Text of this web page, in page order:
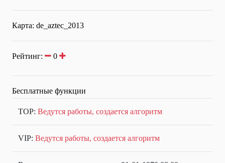
Карта: de_aztec_2013
Рейтинг: 0
Бесплатные функции
TOP: Ведутся работы, создается алгоритм
VIP: Ведутся работы, создается алгоритм